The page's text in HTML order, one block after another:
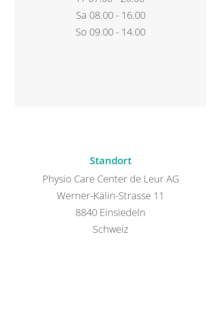
Sa 08.00 - 16.00
So 09.00 - 14.00
Standort
Physio Care Center de Leur AG
Werner-Kälin-Strasse 11
8840 Einsiedeln
Schweiz